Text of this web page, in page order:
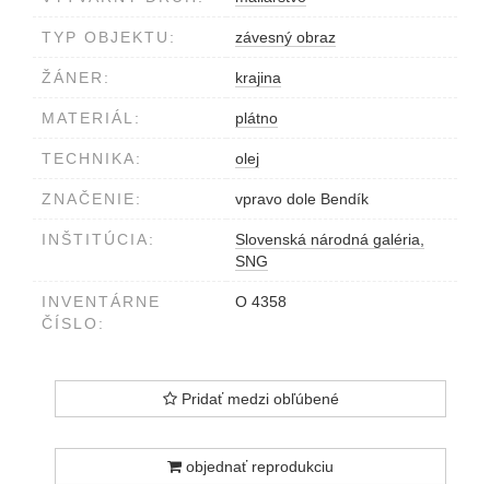
TYP OBJEKTU: závesný obraz
ŽÁNER: krajina
MATERIÁL: plátno
TECHNIKA: olej
ZNAČENIE: vpravo dole Bendík
INŠTITÚCIA:
Slovenská národná galéria,
SNG
INVENTÁRNE
ČÍSLO:
O 4358
Pridať medzi obľúbené
objednať reprodukciu